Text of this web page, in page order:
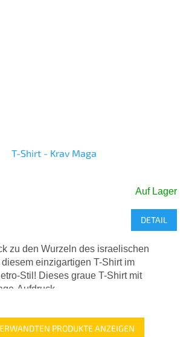
T-Shirt - Krav Maga
Auf Lager
DETAIL
zu den Wurzeln des israelischen
diesem einzigartigen T-Shirt im
Stil! Dieses graue T-Shirt mit
Aufdruck...
PRODUKTE ANZEIGEN